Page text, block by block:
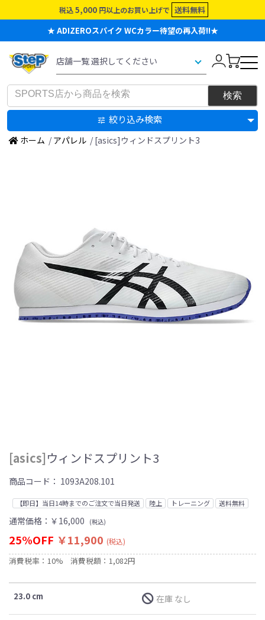
税込 5,000 円以上のお買い上げで 送料無料
★ ADIZEROスパイク WCカラー待望の再入荷!!★
絞り込み検索
ホーム / アパレル / [asics]ウィンドスプリント3
[asics]ウィンドスプリント3
商品コード： 1093A208.101
【即日】当日14時までのご注文で当日発送 陸上 トレーニング 送料無料
通常価格： ￥16,000 (税込)
25%OFF ￥11,900 (税込)
消費税率：10% 消費税額：1,082円
23.0 cm 在庫 なし